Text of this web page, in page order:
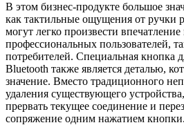
В этом бизнес-продукте большое
как тактильные ощущения от ручки
могут легко произвести впечатление
профессиональных пользователей,
потребителей. Специальная кнопка
Bluetooth также является деталью,
значение. Вместо традиционного
удаления существующего
прервать текущее соединение и
сопряжение одним нажатием кнопки.